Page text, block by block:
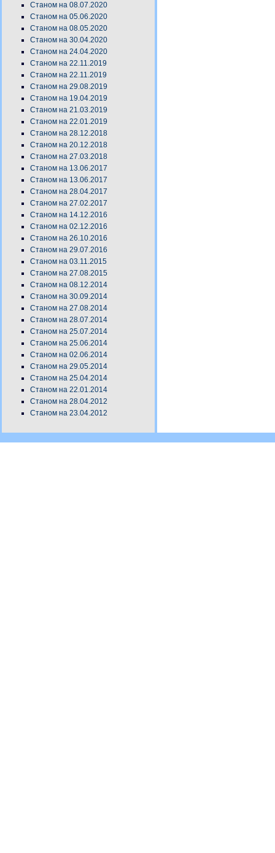
Станом на 08.07.2020
Станом на 05.06.2020
Станом на 08.05.2020
Станом на 30.04.2020
Станом на 24.04.2020
Станом на 22.11.2019
Станом на 22.11.2019
Станом на 29.08.2019
Станом на 19.04.2019
Станом на 21.03.2019
Станом на 22.01.2019
Станом на 28.12.2018
Станом на 20.12.2018
Станом на 27.03.2018
Станом на 13.06.2017
Станом на 13.06.2017
Станом на 28.04.2017
Станом на 27.02.2017
Станом на 14.12.2016
Станом на 02.12.2016
Станом на 26.10.2016
Станом на 29.07.2016
Станом на 03.11.2015
Станом на 27.08.2015
Станом на 08.12.2014
Станом на 30.09.2014
Станом на 27.08.2014
Станом на 28.07.2014
Станом на 25.07.2014
Станом на 25.06.2014
Станом на 02.06.2014
Станом на 29.05.2014
Станом на 25.04.2014
Станом на 22.01.2014
Станом на 28.04.2012
Станом на 23.04.2012